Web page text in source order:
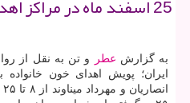
25 اسفند ماه در مراکز اهدای خون حاضر شوند.
به گزارش عطر
و تن به نقل از
ایران؛ پویش اهدای خون خانواده